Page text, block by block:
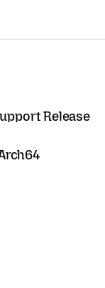
Release